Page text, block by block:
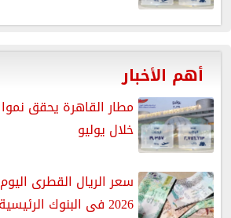
أهم الأخبار
مطار القاهرة يحقق
خلال يوليو
2026 فى البنوك الرئيسية